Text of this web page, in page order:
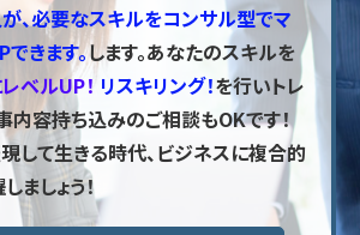
、必要なスキルをコンサル型でマ
きます。します。あなたのスキルを
ベルUP！ リスキリング！を行いトレ
内容持ち込みのご相談もOKです！
して生きる時代、ビジネスに複合的
ましょう！